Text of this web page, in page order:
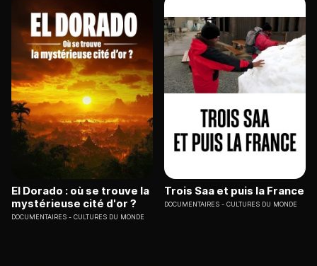
El Dorado : où se trouve la
mystérieuse cité d'or ?
DOCUMENTAIRES CULTURES DU MONDE
Trois Saa et puis la France
DOCUMENTAIRES CULTURES DU MONDE